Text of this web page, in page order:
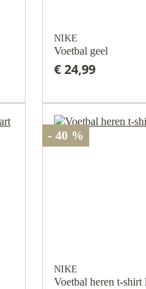
NIKE
Voetbal geel
€ 24,99
- 40 %
NIKE
Voetbal heren t-shirt